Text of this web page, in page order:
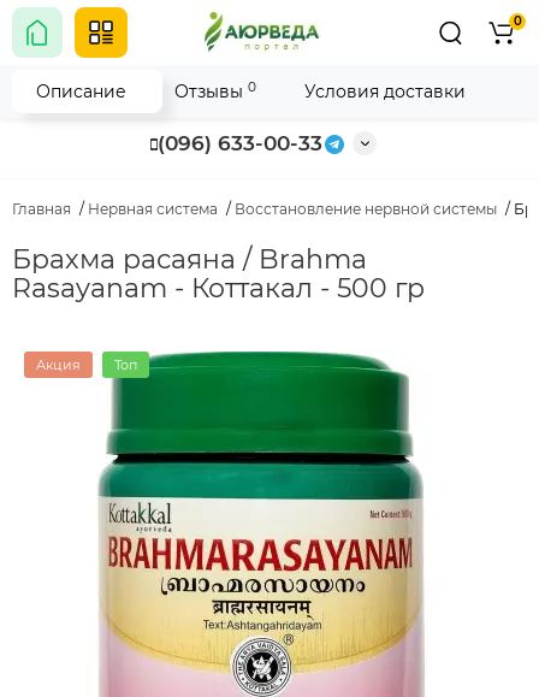
(096) 633-00-33
0
Главная Нервная система Восстановление нервной системы
Брахма расаяна / Brahma
Rasayanam - Коттакал - 500 гр
Акция Топ
Описание Отзывы 0 Условия доставки